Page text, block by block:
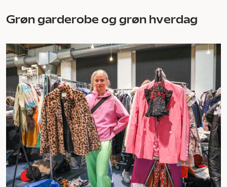
Grøn garderobe og grøn hverdag